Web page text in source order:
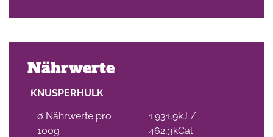
Nährwerte
KNUSPERHULK
∅ Nährwerte pro
100g
1.931,9kJ /
462,3kCal